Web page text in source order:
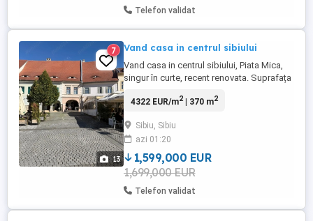
Telefon validat
13
7 Vand casa in centrul sibiului
Vand casa in centrul sibiului, Piata Mica,
singur în curte, recent renovata. Suprafața
pe două nivele, bucatarie, apartament
Negociabil Telefon
4322 EUR/m2| 370 m2
Sibiu, Sibiu
azi 01:20
1,599,000 EUR
1,699,000 EUR
Telefon validat